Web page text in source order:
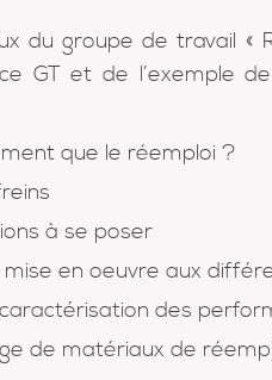
du groupe de travail «
GT et de l’exemple
que le réemploi ?
à se poser
en oeuvre aux
des
de matériaux de